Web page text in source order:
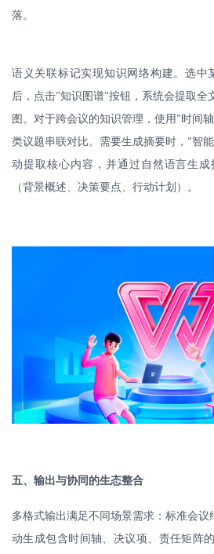
落。
语义关联标记实现知识网络构建。选中
后，点击"知识图谱"按钮，系统会提取全
图。对于跨会议的知识管理，使用 "时间
类议题串联对比。需要生成摘要时， "智
动提取核心内容，并通过自然语言生
（背景概述、决策要点、行动计划）。
五、输出与协同的生态整合
多格式输出满足不同场景需求：标准会议
动生成包含时间轴、决议项、责任矩阵